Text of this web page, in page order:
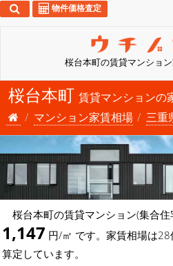
桜台本町の賃貸マンショ
物件価格査定
桜台本町 賃貸マンションの
マンション家賃相場
三重
桜台本町の賃貸マンション(集合
1,147 円/㎡ です。家賃相場は
算定しています。